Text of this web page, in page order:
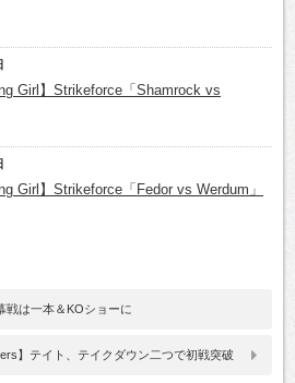
Girl】Strikeforce「Shamrock vs
Girl】Strikeforce「Fedor vs Werdum」
戦は一本＆KOショーに
】テイト、テイクダウン二つで初戦突破